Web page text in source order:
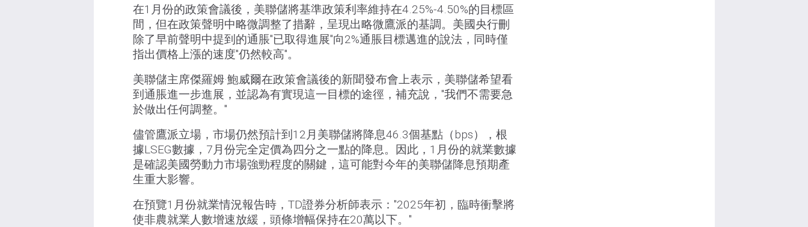
在1月份的政策會議後，美聯儲將基準政策利率維持在4.25%-4.50%的目標區
間，但在政策聲明中略微調整了措辭，呈現出略微鷹派的基調。美國央行刪
除了早前聲明中提到的通脹"已取得進展"向2%通脹目標邁進的說法，同時僅
指出價格上漲的速度"仍然較高"。
美聯儲主席傑羅姆·鮑威爾在政策會議後的新聞發布會上表示，美聯儲希望看
到通脹進一步進展，並認為有實現這一目標的途徑，補充說，"我們不需要急
於做出任何調整。"
儘管鷹派立場，市場仍然預計到12月美聯儲將降息46.3個基點（bps），根
據LSEG數據，7月份完全定價為四分之一點的降息。因此，1月份的就業數據
是確認美國勞動力市場強勁程度的關鍵，這可能對今年的美聯儲降息預期產
生重大影響。
在預覽1月份就業情況報告時，TD證券分析師表示："2025年初，臨時衝擊將
使非農就業人數增速放緩，頭條增幅保持在20萬以下。"